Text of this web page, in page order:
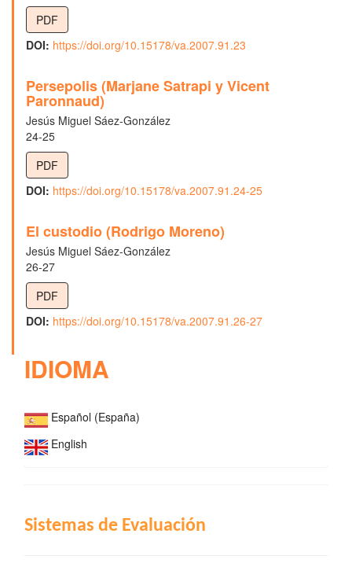
PDF
DOI: https://doi.org/10.15178/va.2007.91.23
Persepolis (Marjane Satrapi y Vicent
Paronnaud)
Jesús Miguel Sáez-González
24-25
PDF
DOI: https://doi.org/10.15178/va.2007.91.24-25
El custodio (Rodrigo Moreno)
Jesús Miguel Sáez-González
26-27
PDF
DOI: https://doi.org/10.15178/va.2007.91.26-27
IDIOMA
Español (España)
English
INDIZACIÓN
Sistemas de Evaluación